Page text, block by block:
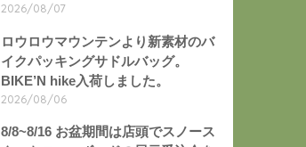
2026/08/07
ロウロウマウンテンより新素材のバ
イクパッキングサドルバッグ。
BIKE’N hike入荷しました。
2026/08/06
8/8~8/16 お盆期間は店頭でスノース